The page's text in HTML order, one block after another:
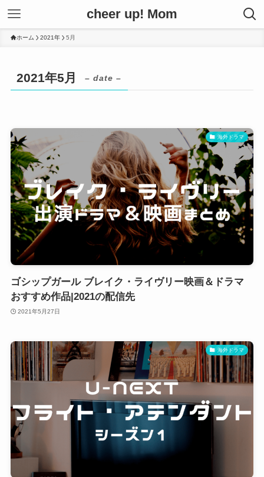
cheer up! Mom
ホーム 2021年 5月
2021年5月 – date –
海外ドラマ
ゴシップガール ブレイク・ライヴリー映画＆ドラマ
おすすめ作品|2021の配信先
2021年5月27日
海外ドラマ